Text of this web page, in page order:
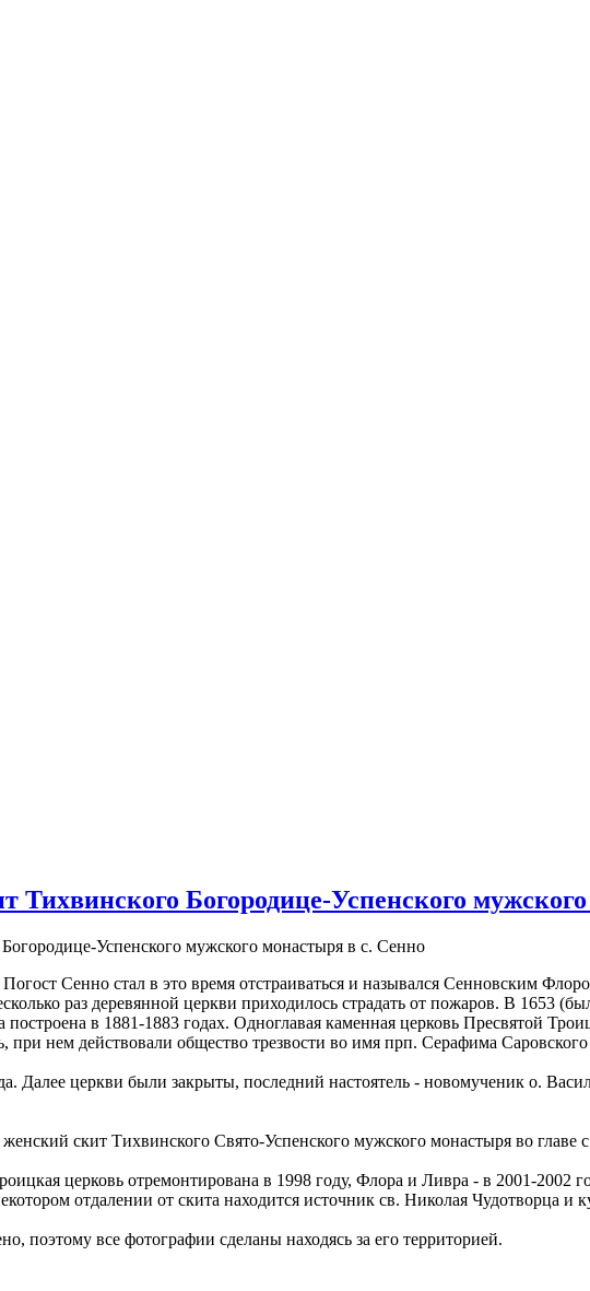
Тихвинского Богородице-Успенского
Сенно стал в это время отстраиваться и назывался Сенновским
раз деревянной церкви приходилось страдать от пожаров. В 1653
в 1881-1883 годах. Одноглавая каменная церковь Пресвятой
при нем действовали общество трезвости во имя прп. Серафима
Далее церкви были закрыты, последний настоятель - новомученик о.
скит Тихвинского Свято-Успенского мужского монастыря во главе
церковь отремонтирована в 1998 году, Флора и Ливра - в 2001-2002
отдалении от скита находится источник св. Николая Чудотворца и
поэтому все фотографии сделаны находясь за его территорией.